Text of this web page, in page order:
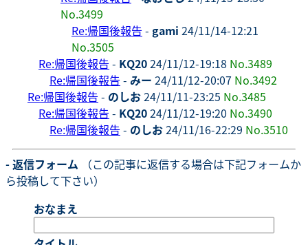
No.3499
Re:帰国後報告 - gami 24/11/14-12:21
No.3505
Re:帰国後報告 - KQ2024/11/12-19:18 No.3489
Re:帰国後報告 - みー 24/11/12-20:07 No.3492
Re:帰国後報告 - のしお24/11/11-23:25 No.3485
Re:帰国後報告 - KQ2024/11/12-19:20 No.3490
Re:帰国後報告 - のしお24/11/16-22:29 No.3510
- 返信フォーム （この記事に返信する場合は下記フォームか
ら投稿して下さい）
おなまえ